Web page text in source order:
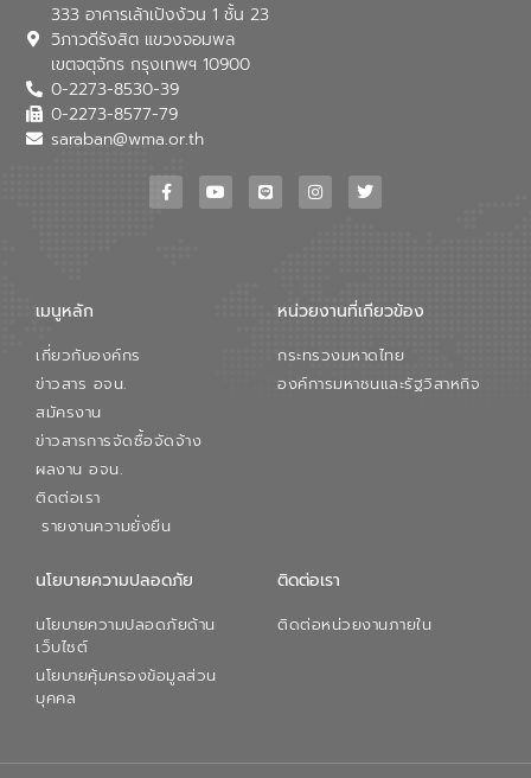
333 อาคารเล้าเป้งง้วน 1 ชั้น 23
วิภาวดีรังสิต แขวงจอมพล
เขตจตุจักร กรุงเทพฯ 10900
0-2273-8530-39
0-2273-8577-79
saraban@wma.or.th
เมนูหลัก
เกี่ยวกับองค์กร
ข่าวสาร อจน.
สมัครงาน
ข่าวสารการจัดซื้อจัดจ้าง
ผลงาน อจน.
ติดต่อเรา
รายงานความยั่งยืน
หน่วยงานที่เกียวข้อง
กระทรวงมหาดไทย
องค์การมหาชนและรัฐวิสาหกิจ
นโยบายความปลอดภัย
นโยบายความปลอดภัยด้าน
เว็บไซต์
นโยบายคุ้มครองข้อมูลส่วน
บุคคล
ติดต่อเรา
ติดต่อหน่วยงานภายใน